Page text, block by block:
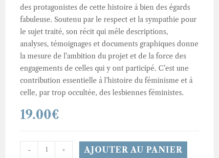
des protagonistes de cette histoire à bien des égards
fabuleuse. Soutenu par le respect et la sympathie pour
le sujet traité, son récit qui mêle descriptions,
analyses, témoignages et documents graphiques donne
la mesure de l’ambition du projet et de la force des
engagements de celles qui y ont participé. C’est une
contribution essentielle à l’histoire du féminisme et à
celle, par trop occultée, des lesbiennes féministes.
19.00€
quantité
- + AJOUTER AU PANIER